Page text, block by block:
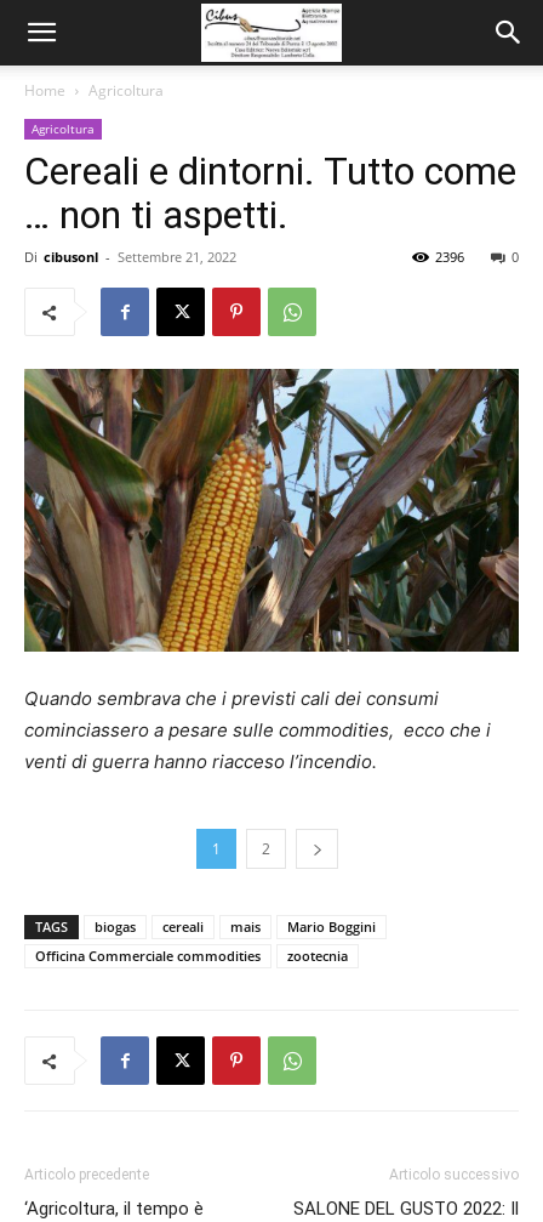
Home Agricoltura
Agricoltura
Cereali e dintorni. Tutto come
… non ti aspetti.
Di cibusonl - Settembre 21, 2022 0
2396
Quando sembrava che i previsti cali dei consumi
cominciassero a pesare sulle commodities, ecco che i
venti di guerra hanno riacceso l’incendio.
1 2
TAGS biogas cereali mais
Mario Boggini
Officina Commerciale commodities
zootecnia
Articolo precedente
‘Agricoltura, il tempo è
Articolo successivo
SALONE DEL GUSTO 2022: Il